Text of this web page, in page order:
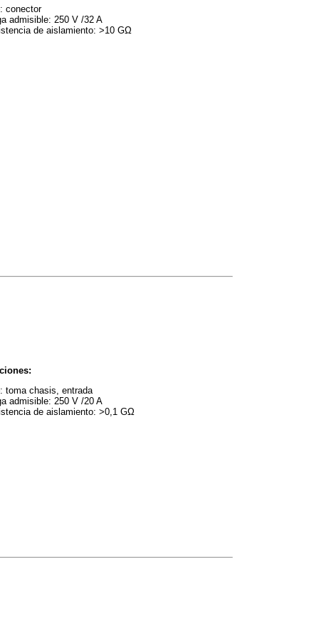
conector
admisible: 250 V /32 A
de aislamiento: >10 GΩ
toma chasis, entrada
admisible: 250 V /20 A
de aislamiento: >0,1 GΩ